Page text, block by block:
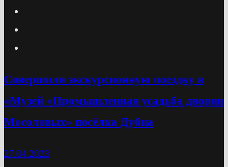
Cовершили экскурсионную поездку в
«Музей «Промышленная усадьба дворян
Мосоловых» посёлка Дубна
27.04.2023